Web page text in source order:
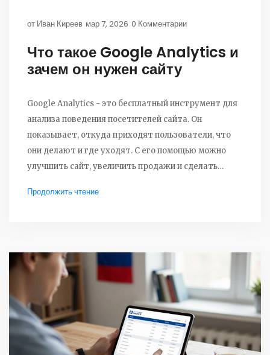
от Иван Киреев мар 7, 2026 0 Комментарии
Что такое Google Analytics и
зачем он нужен сайту
Google Analytics - это бесплатный инструмент для
анализа поведения посетителей сайта. Он
показывает, откуда приходят пользователи, что
они делают и где уходят. С его помощью можно
улучшить сайт, увеличить продажи и сделать
Продолжить чтение